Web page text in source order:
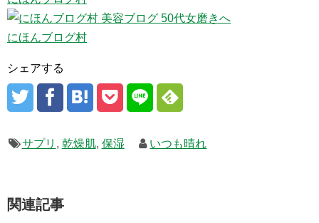
にほんブログ村
シェアする
サプリ , 乾燥肌, 保湿 いつも晴れ
関連記事